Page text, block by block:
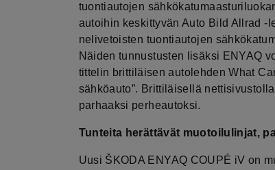
tuontiautojen
autoihin keskittyvän Auto Bild Allrad -
nelivetoisten tuontiautojen
Näiden tunnustusten lisäksi ENYAQ
tittelin brittiläisen autolehden What
sähköauto”. Brittiläisellä
parhaaksi perheautoksi.
Tunteita herättävät muotoilulinjat,
Uusi ŠKODA ENYAQ COUPÉ iV on